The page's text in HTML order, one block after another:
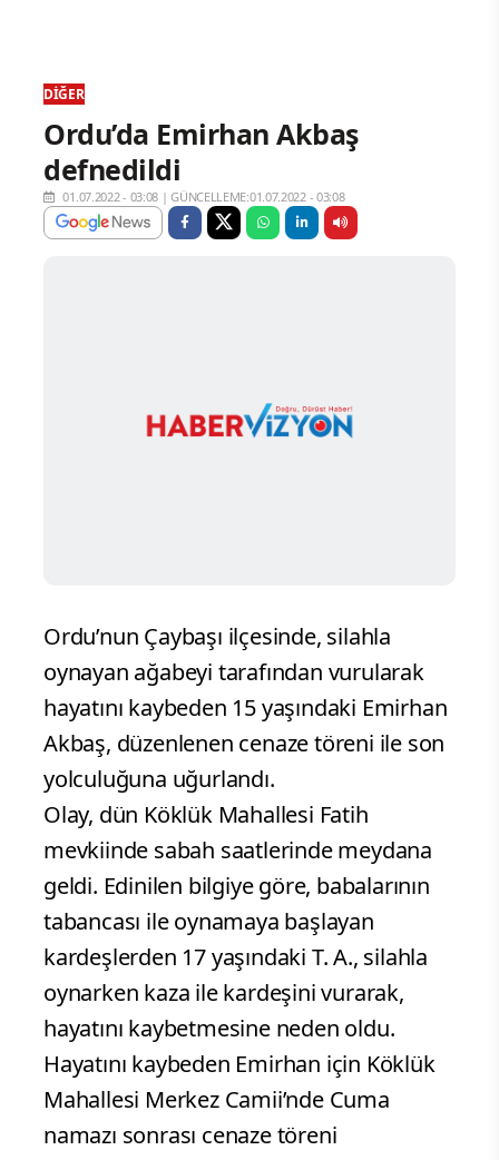
DIĞER
Ordu’da Emirhan Akbaş
defnedildi
01.07.2022 - 03:08 |GÜNCELLEME:01.07.2022 - 03:08
Ordu’nun Çaybaşı ilçesinde, silahla
oynayan ağabeyi tarafından vurularak
hayatını kaybeden 15 yaşındaki Emirhan
Akbaş, düzenlenen cenaze töreni ile son
yolculuğuna uğurlandı.
Olay, dün Köklük Mahallesi Fatih
mevkiinde sabah saatlerinde meydana
geldi. Edinilen bilgiye göre, babalarının
tabancası ile oynamaya başlayan
kardeşlerden 17 yaşındaki T. A., silahla
oynarken kaza ile kardeşini vurarak,
hayatını kaybetmesine neden oldu.
Hayatını kaybeden Emirhan için Köklük
Mahallesi Merkez Camii’nde Cuma
namazı sonrası cenaze töreni